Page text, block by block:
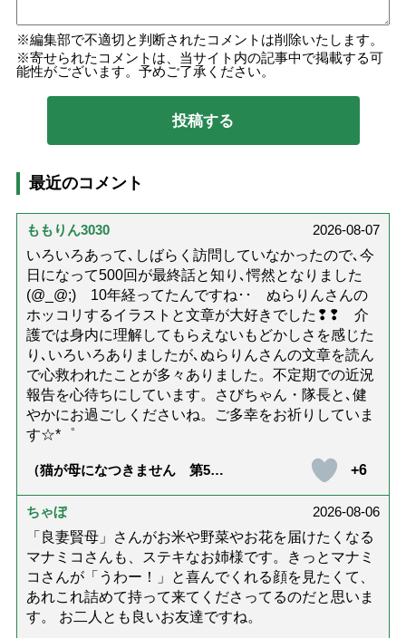
編集部で不適切と判断されたコメントは削除いたします。
寄せられたコメントは、当サイト内の記事中で掲載する可
能性がございます。予めご了承ください。
最近のコメント
ももりん3030
2026-08-07
いろいろあって､しばらく訪問していなかったので､今
日になって500回が最終話と知り､愕然となりました
(@_@;) 10年経ってたんですね･･ ぬらりんさんの
ホッコリするイラストと文章が大好きでした❢❢ 介
護では身内に理解してもらえないもどかしさを感じた
り､いろいろありましたが､ぬらりんさんの文章を読ん
で心救われたことが多々ありました。不定期での近況
報告を心待ちにしています。さびちゃん・隊長と､健
やかにお過ごしくださいね。ご多幸をお祈りしていま
す☆*゜
（猫が母になつきません 第500
+6
ちゃぼ
2026-08-06
「良妻賢母」さんがお米や野菜やお花を届けたくなる
マナミコさんも、ステキなお姉様です。きっとマナミ
コさんが「うわー！」と喜んでくれる顔を見たくて、
あれこれ詰めて持って来てくださってるのだと思いま
す。 お二人とも良いお友達ですね。